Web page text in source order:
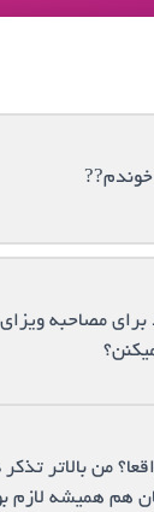
مصاحبه
من بالاتر
هم همیشه لازم